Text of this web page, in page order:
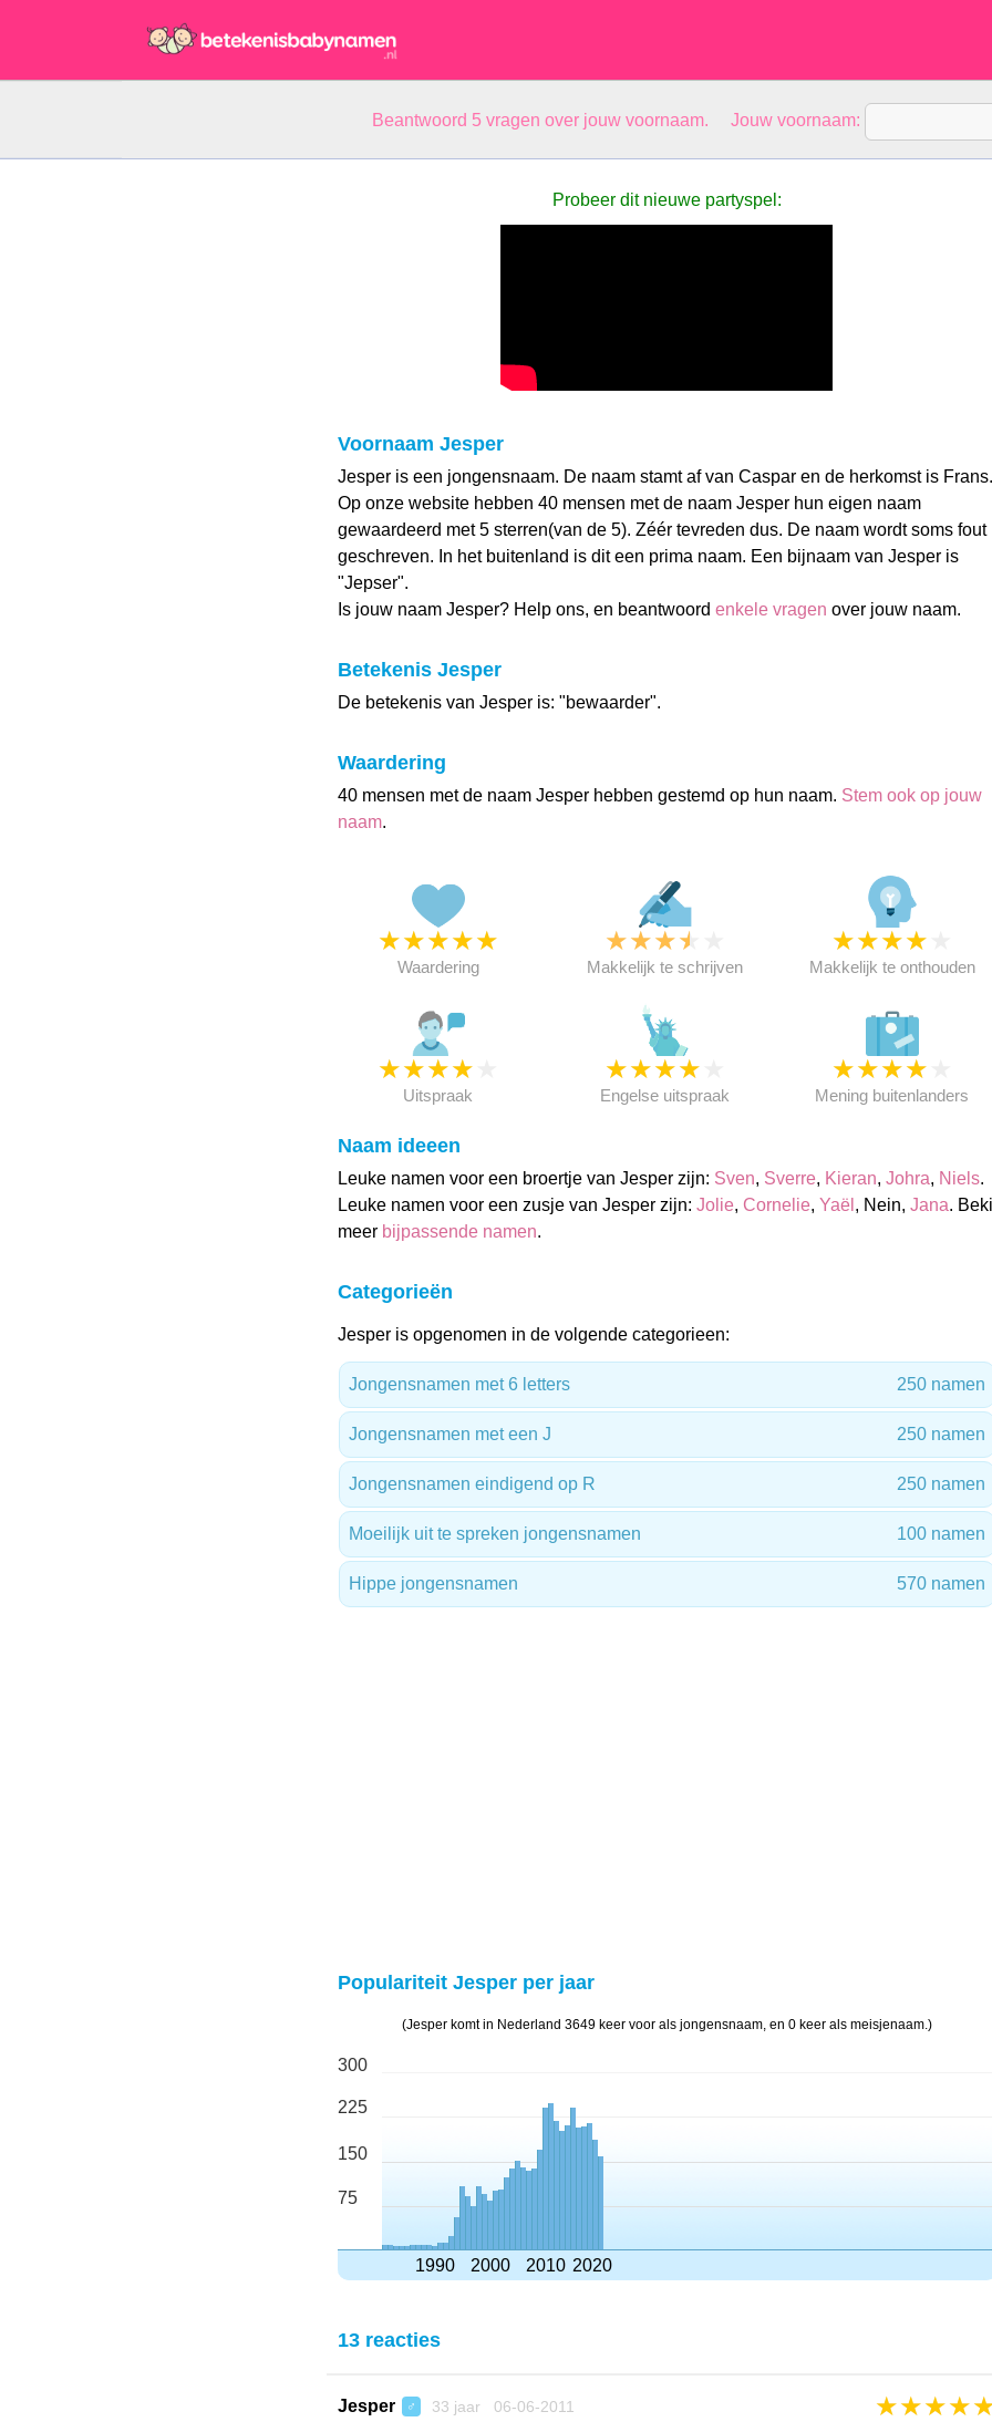
Beantwoord 5 vragen over jouw voornaam. Jouw voornaam:
Probeer dit nieuwe partyspel:
Voornaam Jesper
Jesper is een jongensnaam. De naam stamt af van Caspar en de herkomst is Frans.
Op onze website hebben 40 mensen met de naam Jesper hun eigen naam
gewaardeerd met 5 sterren(van de 5). Zéér tevreden dus. De naam wordt soms fout
geschreven. In het buitenland is dit een prima naam. Een bijnaam van Jesper is
"Jepser".
Is jouw naam Jesper? Help ons, en beantwoord enkele vragen over jouw naam.
Betekenis Jesper
De betekenis van Jesper is: "bewaarder".
Waardering
40 mensen met de naam Jesper hebben gestemd op hun naam. Stem ook op jouw
naam.
★★★★★
Waardering
★★★★
Makkelijk te schrijven
★★★★
Makkelijk te onthouden
★★★★
Uitspraak
★★★★
Engelse uitspraak
★★★★
Mening buitenlanders
Naam ideeen
Leuke namen voor een broertje van Jesper zijn: Sven, Sverre, Kieran, Johra, Niels.
Leuke namen voor een zusje van Jesper zijn: Jolie, Cornelie, Yaël , Nein, Jana.
meer bijpassende namen.
Categorieën
Jesper is opgenomen in de volgende categorieen:
Jongensnamen met 6 letters 250 namen
Jongensnamen met een J 250 namen
Jongensnamen eindigend op R 250 namen
Moeilijk uit te spreken jongensnamen 100 namen
Hippe jongensnamen 570 namen
Populariteit Jesper per jaar
(Jesper komt in Nederland 3649 keer voor als jongensnaam, en 0 keer als meisjenaam.)
300
225
150
75
1990 2000 2010 2020
13 reacties
Jesper ♂ 33 jaar 06-06-2011 ★★★★